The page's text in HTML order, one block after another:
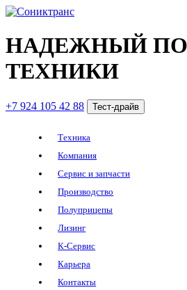
НАДЕЖНЫЙ
ТЕХНИКИ
+7 924 105 42 88 Тест-драйв
Техника
Компания
Сервис и запчасти
Производство
Полуприцепы
Лизинг
К-Сервис
Карьера
Контакты